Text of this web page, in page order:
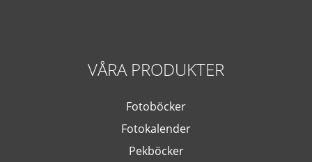
VÅRA PRODUKTER
Fotoböcker
Fotokalender
Pekböcker